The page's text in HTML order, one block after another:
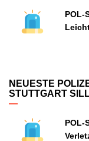
POL-
NEUESTE
STUTTGART
POL-